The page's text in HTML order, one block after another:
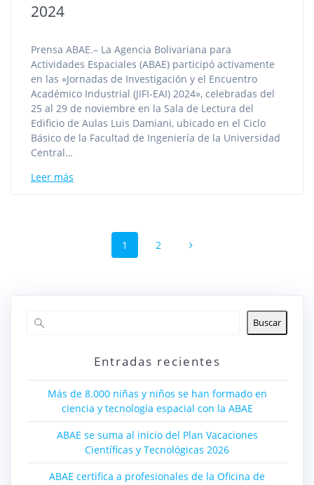
2024
Prensa ABAE.– La Agencia Bolivariana para
Actividades Espaciales (ABAE) participó activamente
en las «Jornadas de Investigación y el Encuentro
Académico Industrial (JIFI-EAI) 2024», celebradas del
25 al 29 de noviembre en la Sala de Lectura del
Edificio de Aulas Luis Damiani, ubicado en el Ciclo
Básico de la Facultad de Ingeniería de la Universidad
Central…
Leer más
Navegación
Página
1 Página
2
Buscar
Entradas recientes
Más de 8.000 niñas y niños se han formado en
ciencia y tecnología espacial con la ABAE
ABAE se suma al inicio del Plan Vacaciones
Científicas y Tecnológicas 2026
ABAE certifica a profesionales de la Oficina de